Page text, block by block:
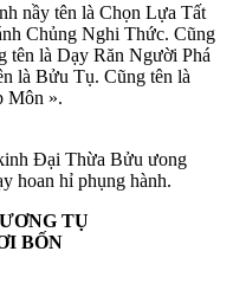
nầy tên là Chọn Lựa Tất
Chủng Nghi Thức. Cũng
tên là Dạy Răn Người Phá
là Bửu Tụ. Cũng tên là
Môn ».
Ðại Thừa Bửu ưong
hoan hỉ phụng hành.
TỤ
BỐN